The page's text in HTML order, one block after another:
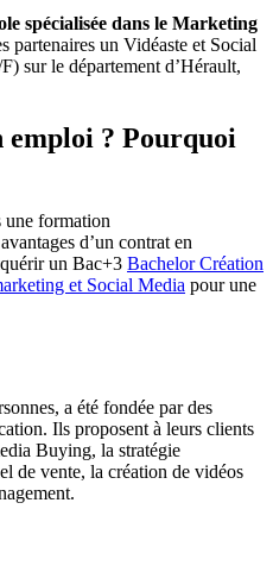
spécialisée dans le Marketing
partenaires un Vidéaste et Social
sur le département d’Hérault,
emploi ? Pourquoi
une formation
d’un contrat en
un Bac+3 Bachelor Création
et Social Media pour une
a été fondée par des
Ils proposent à leurs clients
Buying, la stratégie
de vente, la création de vidéos